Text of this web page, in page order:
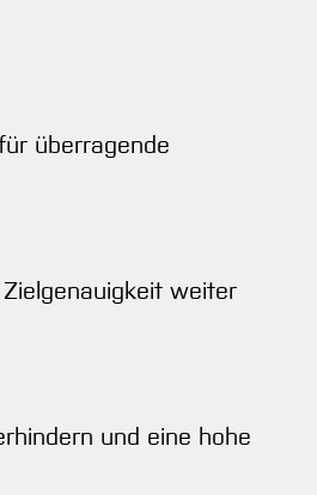
überragende
weiter
und eine hohe